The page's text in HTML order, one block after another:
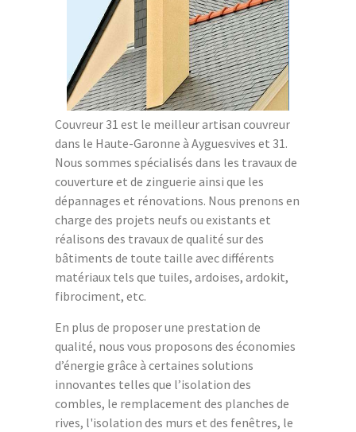
Couvreur 31 est le meilleur artisan couvreur
dans le Haute-Garonne à Ayguesvives et 31.
Nous sommes spécialisés dans les travaux de
couverture et de zinguerie ainsi que les
dépannages et rénovations. Nous prenons en
charge des projets neufs ou existants et
réalisons des travaux de qualité sur des
bâtiments de toute taille avec différents
matériaux tels que tuiles, ardoises, ardokit,
fibrociment, etc.
En plus de proposer une prestation de
qualité, nous vous proposons des économies
d’énergie grâce à certaines solutions
innovantes telles que l’isolation des
combles, le remplacement des planches de
rives, l'isolation des murs et des fenêtres, le